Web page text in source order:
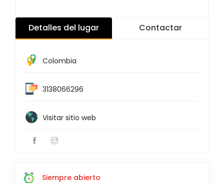
Detalles del lugar Contactar
Colombia
3138066296
Visitar sitio web
Siempre abierto